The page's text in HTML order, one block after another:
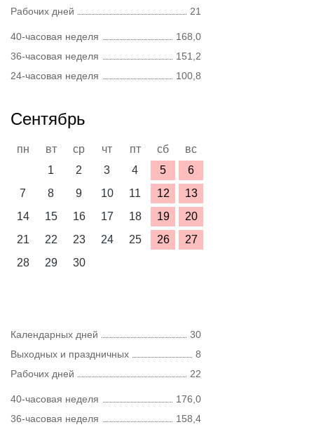
Рабочих дней
21
40-часовая неделя
168,0
36-часовая неделя
151,2
24-часовая неделя
100,8
Сентябрь
пн вт ср чт пт сб
вс
1
2 3 4 5
6
7
8 9 10 11 12
13
14
15 16 17 18 19
20
21
22 23 24 25 26
27
28
29 30
Календарных дней
30
Выходных и праздничных
8
Рабочих дней
22
40-часовая неделя
176,0
36-часовая неделя
158,4